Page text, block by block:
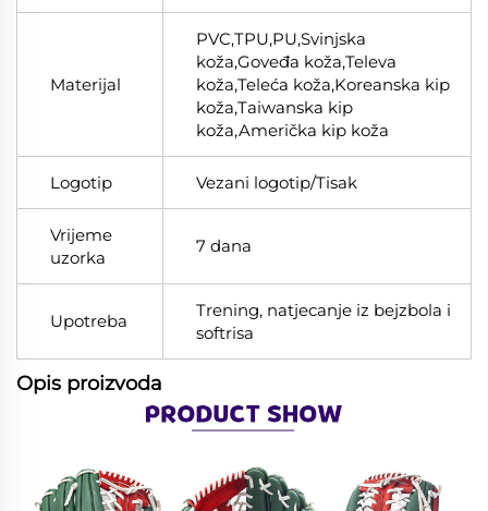
Materijal
PVC,TPU,PU,Svinjska
koža,Goveđa koža,Televa
koža,Teleća koža,Koreanska kip
koža,Taiwanska kip
koža,Američka kip koža
Logotip Vezani logotip/Tisak
Vrijeme
uzorka
7 dana
Upotreba
Trening, natjecanje iz bejzbola i
softrisa
Opis proizvoda